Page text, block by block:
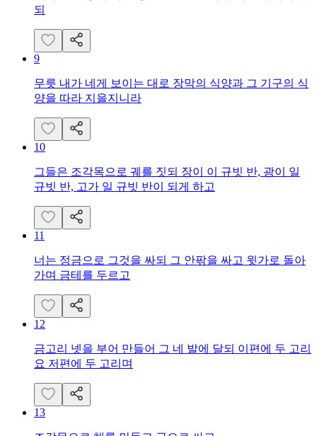
되
9
무릇 내가 네게 보이는 대로 장막의 식양과 그 기구의 식
양을 따라 지을지니라
10
그들은 조각목으로 궤를 짓되 장이 이 규빗 반, 광이 일
규빗 반, 고가 일 규빗 반이 되게 하고
11
너는 정금으로 그것을 싸되 그 안팎을 싸고 윗가로 돌아
가며 금테를 두르고
12
금고리 넷을 부어 만들어 그 네 발에 달되 이편에 두 고리
요 저편에 두 고리며
13